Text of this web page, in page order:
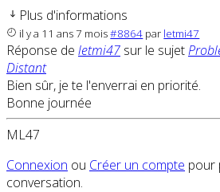
Plus d'informations
il y a 11 ans 7 mois#8864 par letmi47
Réponse de letmi47 sur le sujet
Distant
Bien sûr, je te l'enverrai en priorité.
Bonne journée
ML47
Connexion ou Créer un compte pour
conversation.